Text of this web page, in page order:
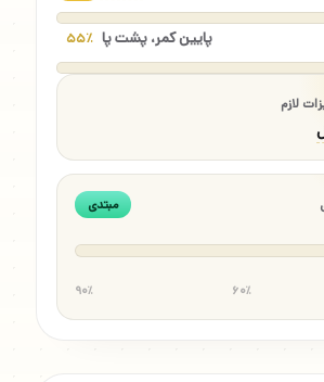
پایین کمر، پشت پا ۵۵٪
لازم
مبتدی
۶۰٪ ۹۰٪